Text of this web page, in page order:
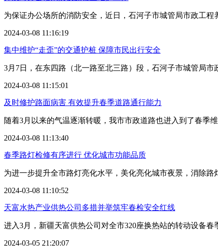
为保证办公场所的消防安全，近日，石河子市城管局市政工
2024-03-08 11:16:19
集中维护“走歪”的交通护桩 保障市民出行安全
3月7日，在东四路（北一路至北三路）段，石河子市城管局
2024-03-08 11:15:01
及时修护路面病害 有效提升春季道路通行能力
随着3月以来的气温逐渐转暖，我市市政道路也进入到了春季
2024-03-08 11:13:40
春季路灯检修有序进行 优化城市功能品质
为进一步提升全市路灯亮化水平，美化亮化城市夜景，消除
2024-03-08 11:10:52
天富水热产业供热公司多措并举筑牢春检安全红线
进入3月，新疆天富供热公司对全市320座换热站的转动设备
2024-03-05 21:20:07